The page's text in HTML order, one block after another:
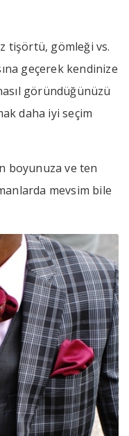
tişörtü, gömleği vs.
geçerek kendinize
göründüğünüzü
daha iyi seçim
boyunuza ve ten
mevsim bile